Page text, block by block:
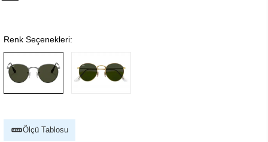
Renk Seçenekleri:
Ölçü Tablosu